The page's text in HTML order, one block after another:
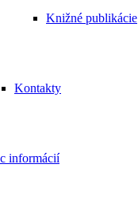
Knižné publikácie
Kontakty
informácií